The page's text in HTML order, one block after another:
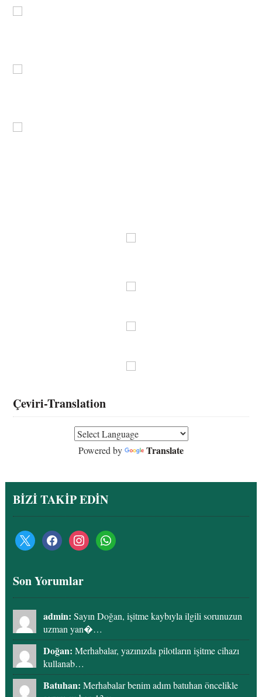
Çeviri-Translation
Powered by Translate
BİZİ TAKİP EDİN
Son Yorumlar
admin: Sayın Doğan, işitme kaybıyla ilgili sorunuzun
uzman yan�…
Doğan: Merhabalar, yazınızda pilotların işitme cihazı
kullanab…
Batuhan: Merhabalar benim adım batuhan öncelikle